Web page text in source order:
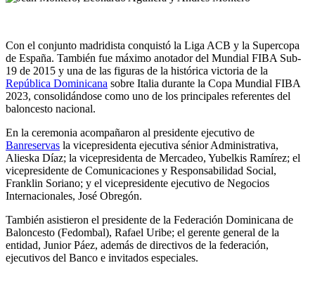
Con el conjunto madridista conquistó la Liga ACB y la Supercopa
de España. También fue máximo anotador del Mundial FIBA Sub-
19 de 2015 y una de las figuras de la histórica victoria de la
República Dominicana sobre Italia durante la Copa Mundial FIBA
2023, consolidándose como uno de los principales referentes del
baloncesto nacional.
En la ceremonia acompañaron al presidente ejecutivo de
Banreservas la vicepresidenta ejecutiva sénior Administrativa,
Alieska Díaz; la vicepresidenta de Mercadeo, Yubelkis Ramírez; el
vicepresidente de Comunicaciones y Responsabilidad Social,
Franklin Soriano; y el vicepresidente ejecutivo de Negocios
Internacionales, José Obregón.
También asistieron el presidente de la Federación Dominicana de
Baloncesto (Fedombal), Rafael Uribe; el gerente general de la
entidad, Junior Páez, además de directivos de la federación,
ejecutivos del Banco e invitados especiales.